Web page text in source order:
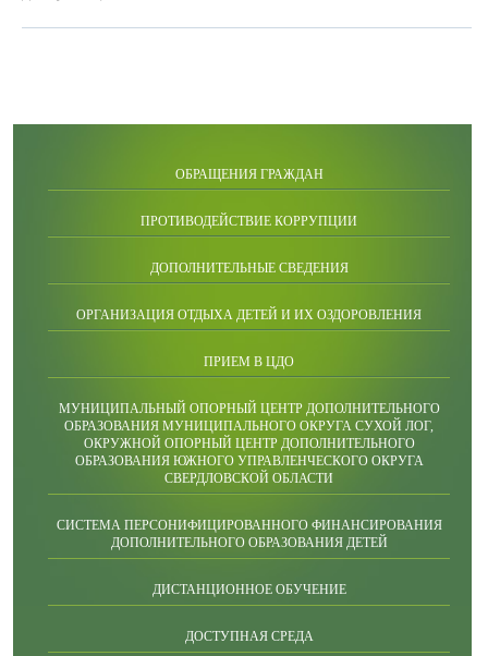
ОБРАЩЕНИЯ ГРАЖДАН
ПРОТИВОДЕЙСТВИЕ КОРРУПЦИИ
ДОПОЛНИТЕЛЬНЫЕ СВЕДЕНИЯ
ОРГАНИЗАЦИЯ ОТДЫХА ДЕТЕЙ И ИХ ОЗДОРОВЛЕНИЯ
ПРИЕМ В ЦДО
МУНИЦИПАЛЬНЫЙ ОПОРНЫЙ ЦЕНТР ДОПОЛНИТЕЛЬНОГО
ОБРАЗОВАНИЯ МУНИЦИПАЛЬНОГО ОКРУГА СУХОЙ ЛОГ,
ОКРУЖНОЙ ОПОРНЫЙ ЦЕНТР ДОПОЛНИТЕЛЬНОГО
ОБРАЗОВАНИЯ ЮЖНОГО УПРАВЛЕНЧЕСКОГО ОКРУГА
СВЕРДЛОВСКОЙ ОБЛАСТИ
СИСТЕМА ПЕРСОНИФИЦИРОВАННОГО ФИНАНСИРОВАНИЯ
ДОПОЛНИТЕЛЬНОГО ОБРАЗОВАНИЯ ДЕТЕЙ
ДИСТАНЦИОННОЕ ОБУЧЕНИЕ
ДОСТУПНАЯ СРЕДА